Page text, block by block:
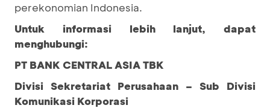
perekonomian Indonesia.
Untuk informasi lebih lanjut, dapat
menghubungi:
PT BANK CENTRAL ASIA TBK
Divisi Sekretariat Perusahaan – Sub Divisi
Komunikasi Korporasi